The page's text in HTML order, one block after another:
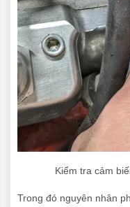
Kiểm tra cảm
Trong đó nguyên nhân